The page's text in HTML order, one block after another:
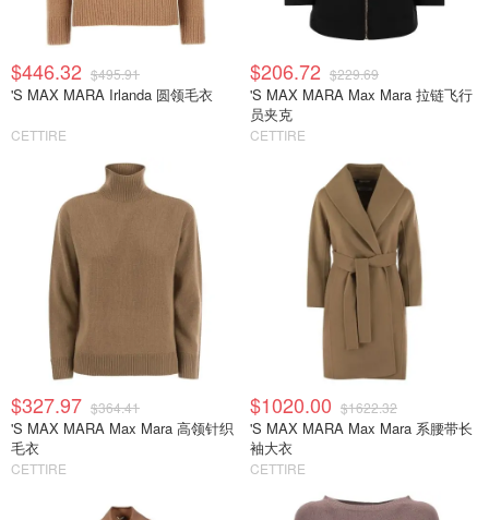
$446.32 $495.91
'S MAX MARA Irlanda 圆领毛衣
CETTIRE
$206.72 $229.69
'S MAX MARA Max Mara 拉链飞行
员夹克
CETTIRE
$327.97 $364.41
'S MAX MARA Max Mara 高领针织
毛衣
CETTIRE
$1020.00 $1622.32
'S MAX MARA Max Mara 系腰带长
袖大衣
CETTIRE